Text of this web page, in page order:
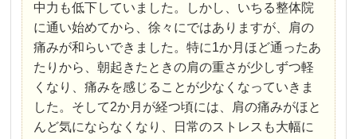
中力も低下していました。しかし、いちる整体院
に通い始めてから、徐々にではありますが、肩の
痛みが和らいできました。特に1か月ほど通ったあ
たりから、朝起きたときの肩の重さが少しずつ軽
くなり、痛みを感じることが少なくなっていきま
した。そして2か月が経つ頃には、肩の痛みがほと
んど気にならなくなり、日常のストレスも大幅に